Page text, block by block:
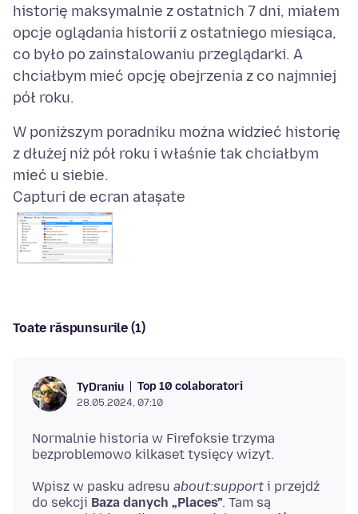
historię maksymalnie z ostatnich 7 dni, miałem
opcje oglądania historii z ostatniego miesiąca,
co było po zainstalowaniu przeglądarki. A
chciałbym mieć opcję obejrzenia z co najmniej
W poniższym poradniku można widzieć historię
z dłużej niż pół roku i właśnie tak chciałbym
Capturi de ecran atașate
Toate răspunsurile (1)
TyDraniu Top 10 colaboratori
28.05.2024, 07:10
Normalnie historia w Firefoksie trzyma
Wpisz w pasku adresu about:support i przejdź
do sekcji Baza danych „Places”. Tam są